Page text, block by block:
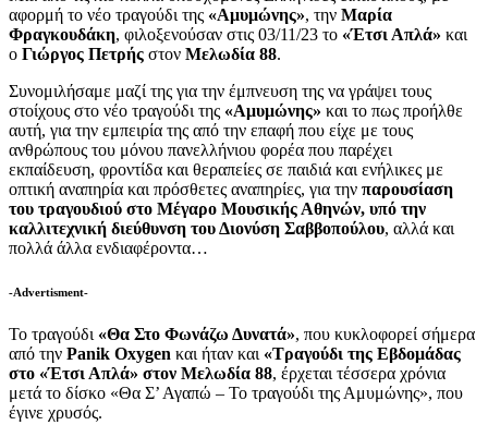
αφορμή το νέο τραγούδι της «Αμυμώνης», την Μαρία
Φραγκουδάκη, φιλοξενούσαν στις 03/11/23 το «Έτσι Απλά» και
ο Γιώργος Πετρής στον Μελωδία 88.
Συνομιλήσαμε μαζί της για την έμπνευση της να γράψει τους
στοίχους στο νέο τραγούδι της «Αμυμώνης» και το πως προήλθε
αυτή, για την εμπειρία της από την επαφή που είχε με τους
ανθρώπους του μόνου πανελλήνιου φορέα που παρέχει
εκπαίδευση, φροντίδα και θεραπείες σε παιδιά και ενήλικες με
οπτική αναπηρία και πρόσθετες αναπηρίες, για την παρουσίαση
του τραγουδιού στο Μέγαρο Μουσικής Αθηνών, υπό την
καλλιτεχνική διεύθυνση του Διονύση Σαββοπούλου, αλλά και
πολλά άλλα ενδιαφέροντα…
-Advertisment-
Το τραγούδι «Θα Στο Φωνάζω Δυνατά», που κυκλοφορεί σήμερα
από την Panik Oxygen και ήταν και «Τραγούδι της Εβδομάδας
στο «Έτσι Απλά» στον Μελωδία 88, έρχεται τέσσερα χρόνια
μετά το δίσκο «Θα Σ’ Αγαπώ – Το τραγούδι της Αμυμώνης», που
έγινε χρυσός.